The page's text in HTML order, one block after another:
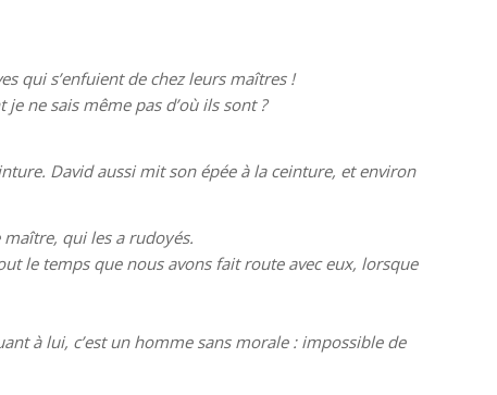
qui s’enfuient de chez leurs maîtres !
ne sais même pas d’où ils sont ?
David aussi mit son épée à la ceinture, et environ
qui les a rudoyés.
le temps que nous avons fait route avec eux, lorsque
à lui, c’est un homme sans morale : impossible de